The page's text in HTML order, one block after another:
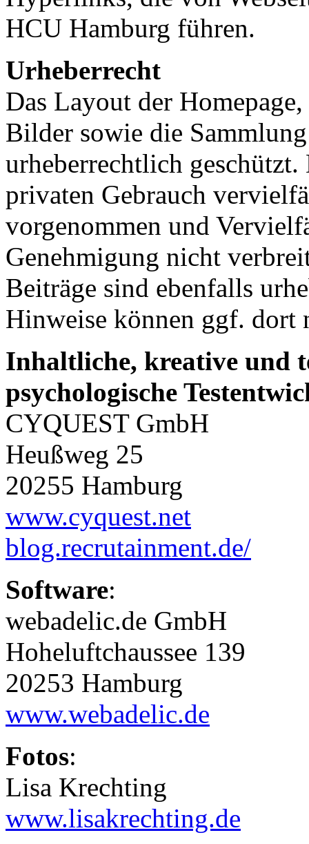
HCU Hamburg führen.
Urheberrecht
Das Layout der
Bilder sowie die
urheberrechtlich
privaten Gebrauch
vorgenommen und
Genehmigung nicht
Beiträge sind ebenfalls
Hinweise können ggf. dort
Inhaltliche, kreative und
psychologische
CYQUEST GmbH
Heußweg 25
20255 Hamburg
www.cyquest.net
blog.recrutainment.de/
Software:
webadelic.de GmbH
Hoheluftchaussee 139
20253 Hamburg
www.webadelic.de
Fotos:
Lisa Krechting
www.lisakrechting.de